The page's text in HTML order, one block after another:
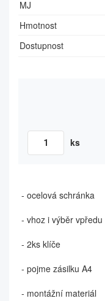
MJ
Hmotnost
Dostupnost
ks
- ocelová schránka
- vhoz i výběr vpředu
- 2ks klíče
- pojme zásilku A4
- montážní materiál